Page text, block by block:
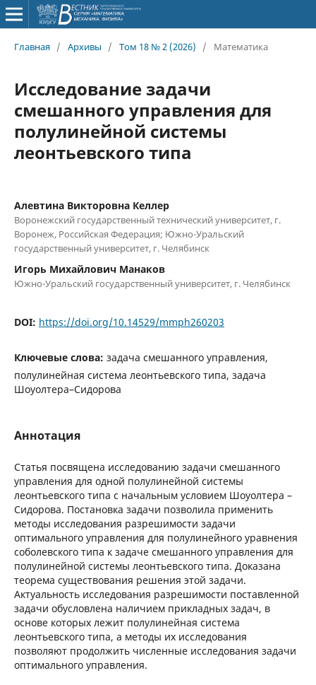
Главная / Архивы / Том 18 № 2 (2026) / Математика
Исследование задачи
смешанного управления для
полулинейной системы
леонтьевского типа
Алевтина Викторовна Келлер
Воронежский государственный технический университет, г.
Воронеж, Российская Федерация; Южно-Уральский
государственный университет, г. Челябинск
Игорь Михайлович Манаков
Южно-Уральский государственный университет, г. Челябинск
DOI: https://doi.org/10.14529/mmph260203
Ключевые слова: задача смешанного управления,
полулинейная система леонтьевского типа, задача
Шоуолтера–Сидорова
Аннотация
Cтатья посвящена исследованию задачи смешанного
управления для одной полулинейной системы
леонтьевского типа с начальным условием Шоуолтера –
Сидорова. Постановка задачи позволила применить
методы исследования разрешимости задачи
оптимального управления для полулинейного уравнения
соболевского типа к задаче смешанного управления для
полулинейной системы леонтьевского типа. Доказана
теорема существования решения этой задачи.
Актуальность исследования разрешимости поставленной
задачи обусловлена наличием прикладных задач, в
основе которых лежит полулинейная система
леонтьевского типа, а методы их исследования
позволяют продолжить численные исследования задачи
оптимального управления.